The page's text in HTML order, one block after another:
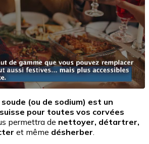
(ou de sodium) est un
pour toutes vos corvées
permettra de nettoyer, détartrer,
et même désherber